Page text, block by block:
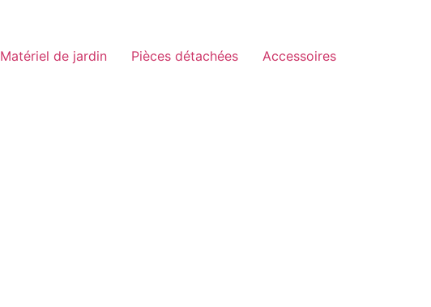
Matériel de jardin Pièces détachées Accessoires